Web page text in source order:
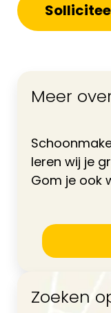
Meer
leren wij je
Gom je ook
Zoeken